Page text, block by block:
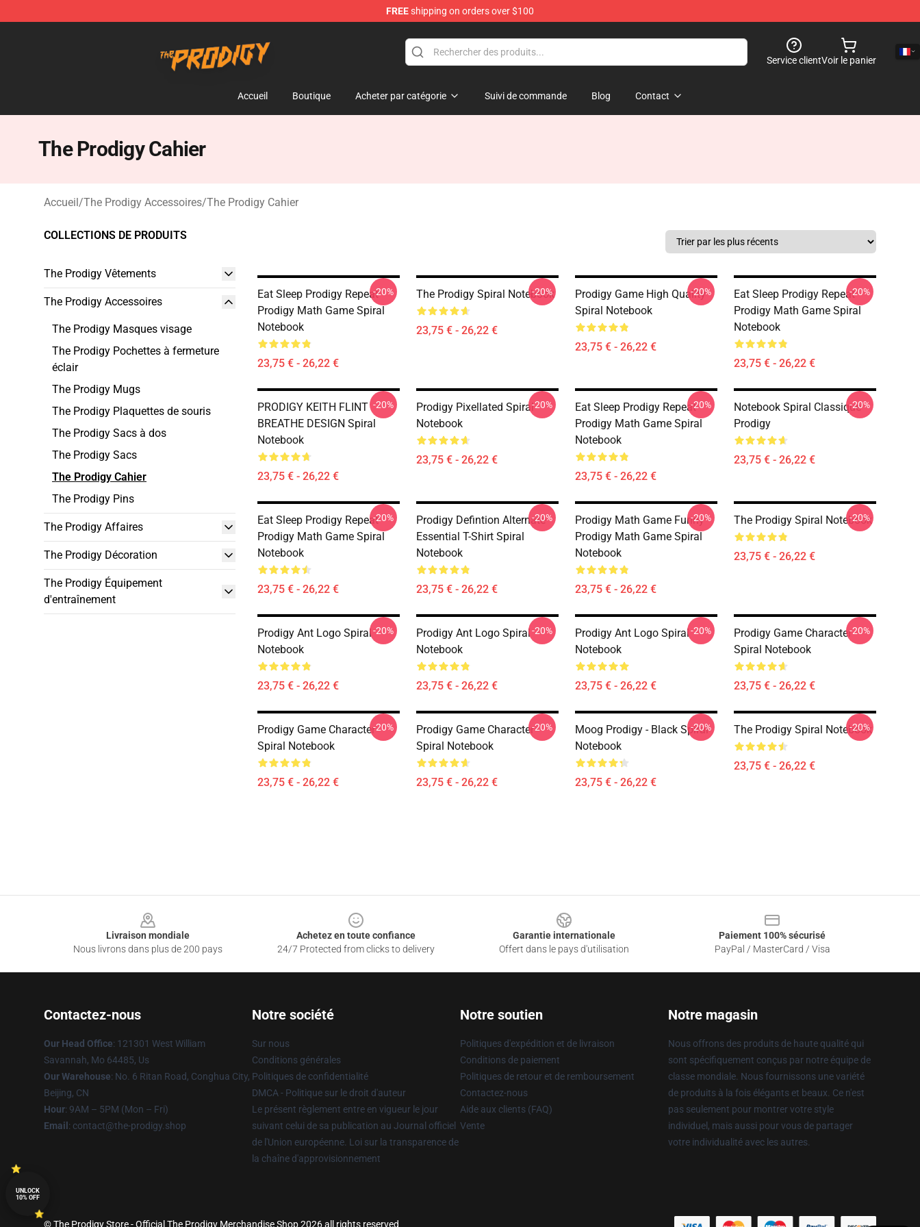
FREEshipping on orders over $100
Service clientVoir le panier
Accueil Boutique Acheter par catégorie Suivi de commande Blog Contact
The Prodigy Cahier
Accueil/The Prodigy Accessoires/The Prodigy Cahier
COLLECTIONS DE PRODUITS
The Prodigy Vêtements
The Prodigy Accessoires
The Prodigy Masques visage
The Prodigy Pochettes à fermeture
éclair
The Prodigy Mugs
The Prodigy Plaquettes de souris
The Prodigy Sacs à dos
The Prodigy Sacs
The Prodigy Cahier
The Prodigy Pins
The Prodigy Affaires
The Prodigy Décoration
The Prodigy Équipement
d'entraînement
Eat Sleep Prodigy Repeat
Prodigy Math Game Spiral
Notebook
23,75 € - 26,22 €
-20% The Prodigy Spiral Notebook
23,75 € - 26,22 €
-20%
Prodigy Game High Quality
Spiral Notebook
23,75 € - 26,22 €
-20%
Eat Sleep Prodigy Repeat
Prodigy Math Game Spiral
Notebook
23,75 € - 26,22 €
-20%
PRODIGY KEITH FLINT
BREATHE DESIGN Spiral
Notebook
23,75 € - 26,22 €
-20%
Prodigy Pixellated Spiral
Notebook
23,75 € - 26,22 €
-20%
Eat Sleep Prodigy Repeat
Prodigy Math Game Spiral
Notebook
23,75 € - 26,22 €
-20%
Notebook Spiral Classique
Prodigy
23,75 € - 26,22 €
-20%
Eat Sleep Prodigy Repeat
Prodigy Math Game Spiral
Notebook
23,75 € - 26,22 €
-20%
Prodigy Defintion Alternate
Essential T-Shirt Spiral
Notebook
23,75 € - 26,22 €
-20%
Prodigy Math Game Funny
Prodigy Math Game Spiral
Notebook
23,75 € - 26,22 €
-20% The Prodigy Spiral Notebook
23,75 € - 26,22 €
-20%
Prodigy Ant Logo Spiral
Notebook
23,75 € - 26,22 €
-20%
Prodigy Ant Logo Spiral
Notebook
23,75 € - 26,22 €
-20%
Prodigy Ant Logo Spiral
Notebook
23,75 € - 26,22 €
-20%
Prodigy Game Character
Spiral Notebook
23,75 € - 26,22 €
-20%
Prodigy Game Character
Spiral Notebook
23,75 € - 26,22 €
-20%
Prodigy Game Character
Spiral Notebook
23,75 € - 26,22 €
-20%
Moog Prodigy - Black Spiral
Notebook
23,75 € - 26,22 €
-20% The Prodigy Spiral Notebook
23,75 € - 26,22 €
-20%
Livraison mondiale
Nous livrons dans plus de 200 pays
Achetez en toute confiance
24/7 Protected from clicks to delivery
Garantie internationale
Offert dans le pays d'utilisation
Paiement 100% sécurisé
PayPal / MasterCard / Visa
Contactez-nous
Our Head Office: 121301 West William
Savannah, Mo 64485, Us
Our Warehouse: No. 6 Ritan Road, Conghua City,
Beijing, CN
Hour: 9AM – 5PM (Mon – Fri)
Email : contact@the-prodigy.shop
Notre société
Sur nous
Conditions générales
Politiques de confidentialité
DMCA - Politique sur le droit d'auteur
Le présent règlement entre en vigueur le jour
suivant celui de sa publication au Journal officiel
de l'Union européenne. Loi sur la transparence de
la chaîne d'approvisionnement
Notre soutien
Politiques d'expédition et de livraison
Conditions de paiement
Politiques de retour et de remboursement
Contactez-nous
Aide aux clients (FAQ)
Vente
Notre magasin
Nous offrons des produits de haute qualité qui
sont spécifiquement conçus par notre équipe de
classe mondiale. Nous fournissons une variété
de produits à la fois élégants et beaux. Ce n'est
pas seulement pour montrer votre style
individuel, mais aussi pour vous de partager
votre individualité avec les autres.
© The Prodigy Store - Official The Prodigy Merchandise Shop 2026 all rights reserved
UNLOCK
10% OFF